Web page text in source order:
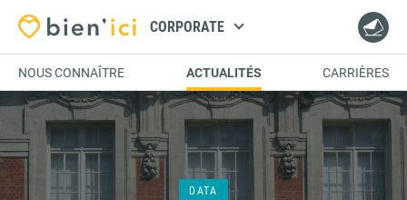
CORPORATE
NOUS CONNAÎTRE ACTUALITÉS CARRIÈRES
DATA